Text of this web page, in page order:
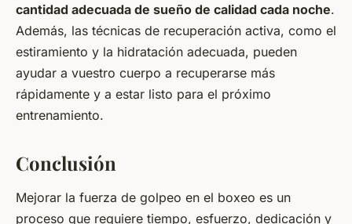
cantidad adecuada de sueño de calidad cada noche.
Además, las técnicas de recuperación activa, como el
estiramiento y la hidratación adecuada, pueden
ayudar a vuestro cuerpo a recuperarse más
rápidamente y a estar listo para el próximo
entrenamiento.
Conclusión
Mejorar la fuerza de golpeo en el boxeo es un
proceso que requiere tiempo, esfuerzo, dedicación y